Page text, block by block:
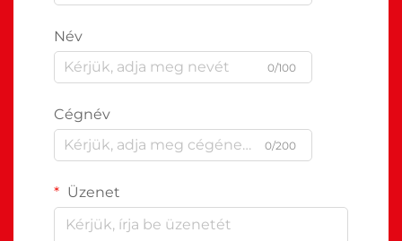
Név
0/100
Cégnév
0/200
Üzenet